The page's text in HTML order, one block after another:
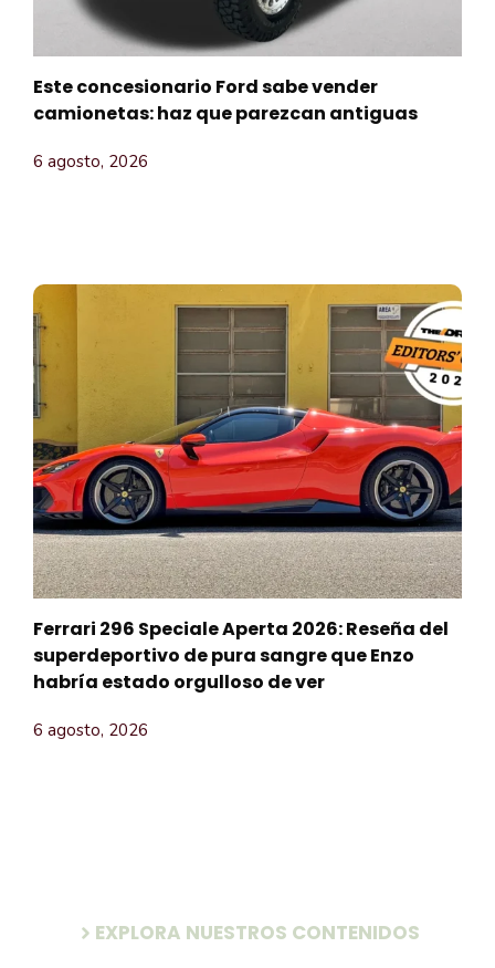
Este concesionario Ford sabe vender
camionetas: haz que parezcan antiguas
6 agosto, 2026
Ferrari 296 Speciale Aperta 2026: Reseña del
superdeportivo de pura sangre que Enzo
habría estado orgulloso de ver
6 agosto, 2026
EXPLORA NUESTROS CONTENIDOS